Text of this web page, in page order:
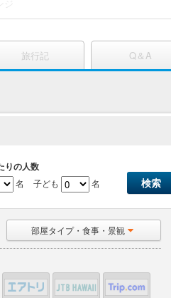
旅行記 Q＆A
りの人数
名 子ども 名
部屋タイプ・食事・景観